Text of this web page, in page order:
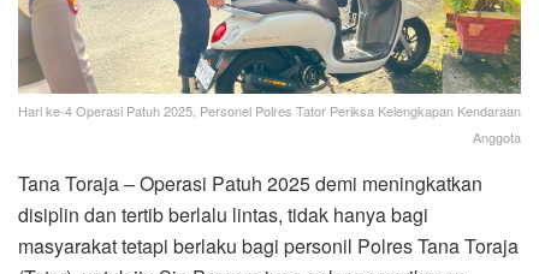
Hari ke-4 Operasi Patuh 2025, Personel Polres Tator Periksa Kelengkapan Kendaraan
Anggota
Tana Toraja – Operasi Patuh 2025 demi meningkatkan
disiplin dan tertib berlalu lintas, tidak hanya bagi
masyarakat tetapi berlaku bagi personil Polres Tana Toraja